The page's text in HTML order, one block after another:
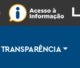
TRANSPARÊNCIA